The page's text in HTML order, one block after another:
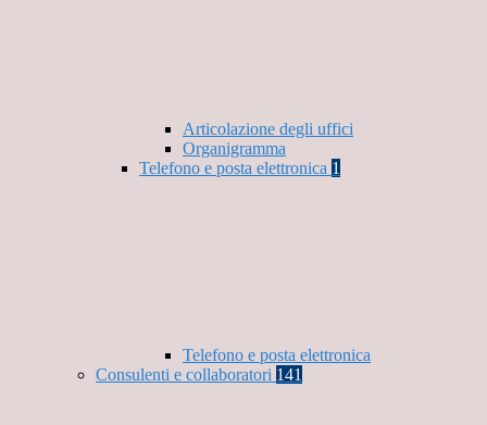
Articolazione degli uffici
Organigramma
Telefono e posta elettronica 1
Telefono e posta elettronica
Consulenti e collaboratori 141